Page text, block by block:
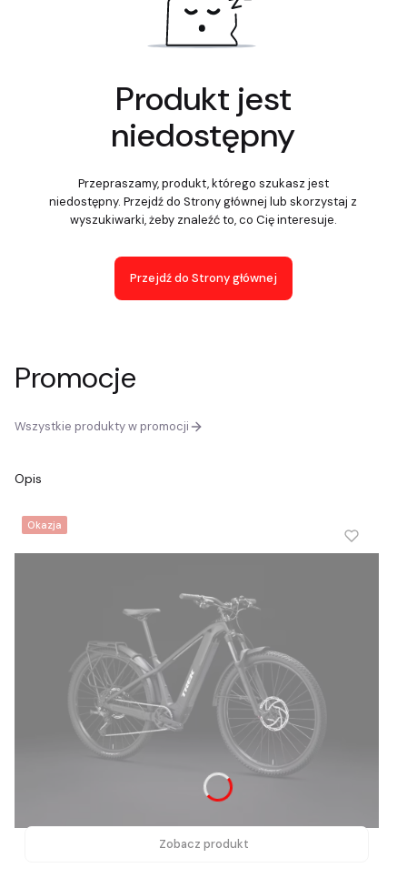
Produkt jest
niedostępny
Przepraszamy, produkt, którego szukasz jest
niedostępny. Przejdź do Strony głównej lub skorzystaj z
wyszukiwarki, żeby znaleźć to, co Cię interesuje.
Przejdź do Strony głównej
Promocje
Wszystkie produkty w promocji
Opis
Okazja
Zobacz produkt